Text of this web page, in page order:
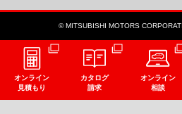
© MITSUBISHI MOTORS
オンライン
見積もり
カタログ
請求
オンライン
相談